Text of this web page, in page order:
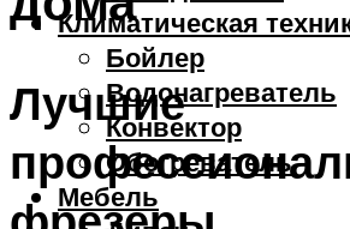
Климатическая
Бойлер
Водонагреватель
Конвектор
Обогреватель
Мебель
Лучшие